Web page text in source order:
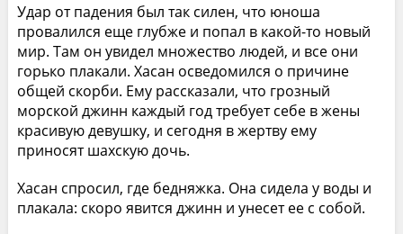
Удар от падения был так силен, что юноша
провалился еще глубже и попал в какой-то новый
мир. Там он увидел множество людей, и все они
горько плакали. Хасан осведомился о причине
общей скорби. Ему рассказали, что грозный
морской джинн каждый год требует себе в жены
красивую девушку, и сегодня в жертву ему
приносят шахскую дочь.
Хасан спросил, где бедняжка. Она сидела у воды и
плакала: скоро явится джинн и унесет ее с собой.